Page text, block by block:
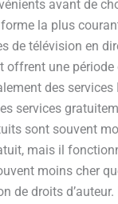
avant de
la plus
de télévision en
une
des
services
sont souvent
mais il
moins cher
droits